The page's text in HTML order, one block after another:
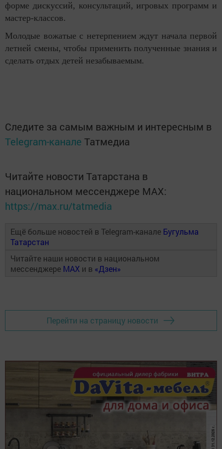
форме дискуссий, консультаций, игровых программ и
мастер-классов.
Молодые вожатые с нетерпением ждут начала первой
летней смены, чтобы применить полученные знания и
сделать отдых детей незабываемым.
Следите за самым важным и интересным в
Telegram-канале Татмедиа
Читайте новости Татарстана в
национальном мессенджере MАХ:
https://max.ru/tatmedia
Ещё больше новостей в Telegram-канале Бугульма
Татарстан
Читайте наши новости в национальном
мессенджере MAX и в «Дзен»
Перейти на страницу новости